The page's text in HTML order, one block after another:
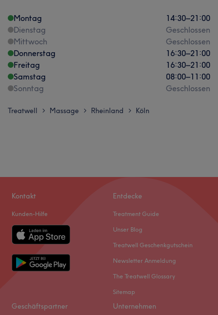
Montag 14:30–21:00
Dienstag
Geschlossen
Mittwoch
Geschlossen
Donnerstag
16:30–21:00
Freitag
16:30–21:00
Samstag
08:00–11:00
Sonntag
Geschlossen
Treatwell > Massage > Rheinland > Köln
Kontakt
Kunden-Hilfe
Entdecke
Treatment Guide
Unser Blog
Treatwell Geschenkgutschein
Newsletter Anmeldung
The Treatwell Glossary
Sitemap
Geschäftspartner Unternehmen